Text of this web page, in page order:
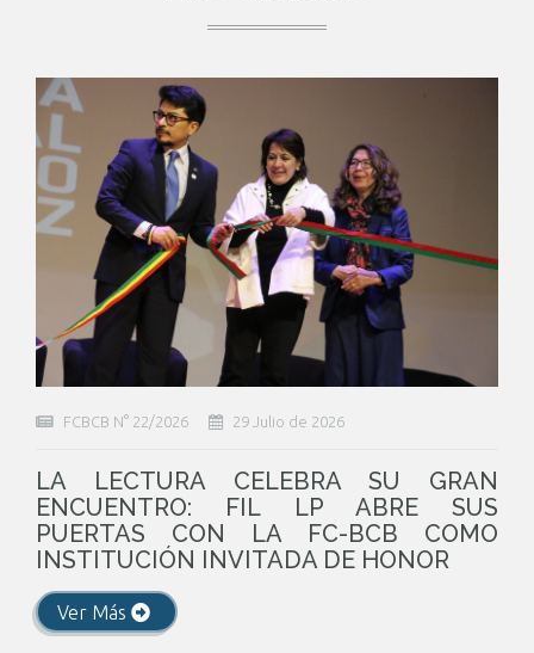
FCBCB N° 22/2026 29 Julio de 2026
LA LECTURA CELEBRA SU GRAN
ENCUENTRO: FIL LP ABRE SUS
PUERTAS CON LA FC-BCB COMO
INSTITUCIÓN INVITADA DE HONOR
Ver Más